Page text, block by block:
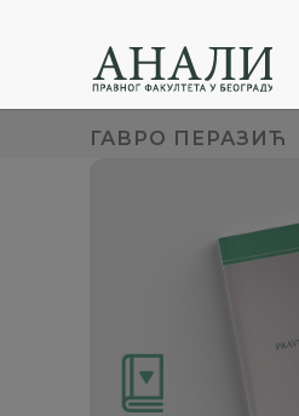
ГАВРО ПЕРАЗИЋ